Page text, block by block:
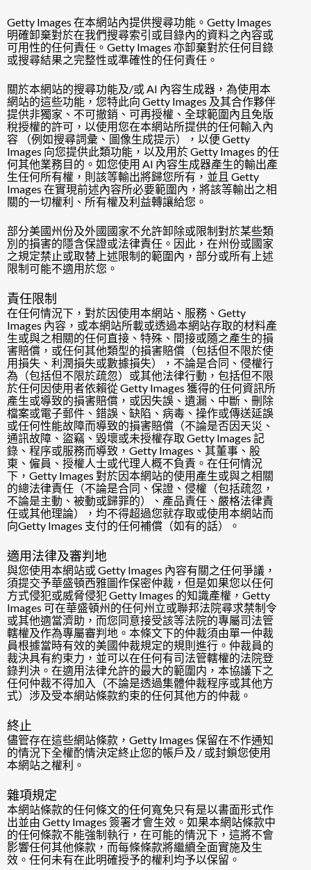
Getty Images 在本網站內提供搜尋功能。Getty Images
明確卸棄對於在我們搜尋索引或目錄內的資料之內容或
可用性的任何責任。Getty Images 亦卸棄對於任何目錄
或搜尋結果之完整性或準確性的任何責任。
關於本網站的搜尋功能及/或 AI 內容生成器，為使用本
網站的這些功能，您特此向 Getty Images 及其合作夥伴
提供非獨家、不可撤銷、可再授權、全球範圍內且免版
稅授權的許可，以使用您在本網站所提供的任何輸入內
容 （例如搜尋詞彙、圖像生成提示），以便 Getty
Images 向您提供此類功能，以及用於 Getty Images 的任
何其他業務目的。如您使用 AI 內容生成器產生的輸出產
生任何所有權，則該等輸出將歸您所有，並且 Getty
Images 在實現前述內容所必要範圍內，將該等輸出之相
關的一切權利、所有權及利益轉讓給您。
部分美國州份及外國國家不允許卸除或限制對於某些類
別的損害的隱含保證或法律責任。因此，在州份或國家
之規定禁止或取替上述限制的範圍內，部分或所有上述
限制可能不適用於您。
責任限制
在任何情況下，對於因使用本網站、服務、Getty
Images 內容，或本網站所載或透過本網站存取的材料產
生或與之相關的任何直接、特殊、間接或隨之產生的損
害賠償，或任何其他類型的損害賠償（包括但不限於使
用損失、利潤損失或數據損失），不論是合同、侵權行
為（包括但不限於疏忽）或其他法律行動，包括但不限
於任何因使用者依賴從 Getty Images 獲得的任何資訊所
產生或導致的損害賠償，或因失誤、遺漏、中斷、刪除
檔案或電子郵件、錯誤、缺陷、病毒、操作或傳送延誤
或任何性能故障而導致的損害賠償（不論是否因天災、
通訊故障、盜竊、毀壞或未授權存取 Getty Images 記
錄、程序或服務而導致，Getty Images、其董事、股
東、僱員、授權人士或代理人概不負責。在任何情況
下，Getty Images 對於因本網站的使用產生或與之相關
的總法律責任（不論是合同、保證、侵權（包括疏忽，
不論是主動、被動或歸罪的）、產品責任、嚴格法律責
任或其他理論），均不得超過您就存取或使用本網站而
向Getty Images 支付的任何補償（如有的話）。
適用法律及審判地
與您使用本網站或 Getty Images 內容有關之任何爭議，
須提交予華盛頓西雅圖作保密仲裁，但是如果您以任何
方式侵犯或威脅侵犯 Getty Images 的知識產權，Getty
Images 可在華盛頓州的任何州立或聯邦法院尋求禁制令
或其他適當濟助，而您同意接受該等法院的專屬司法管
轄權及作為專屬審判地。本條文下的仲裁須由單一仲裁
員根據當時有效的美國仲裁規定的規則進行。仲裁員的
裁決具有約束力，並可以在任何有司法管轄權的法院登
錄判決。在適用法律允許的最大的範圍内，本協議下之
任何仲裁不得加入（不論是透過集體仲裁程序或其他方
式）涉及受本網站條款約束的任何其他方的仲裁。
終止
儘管存在這些網站條款，Getty Images 保留在不作通知
的情況下全權酌情決定終止您的帳戶及 / 或封鎖您使用
本網站之權利。
雜項規定
本網站條款的任何條文的任何寬免只有是以書面形式作
出並由 Getty Images 簽署才會生效。如果本網站條款中
的任何條款不能強制執行，在可能的情況下，這將不會
影響任何其他條款，而每條條款將繼續全面實施及生
效。任何未有在此明確授予的權利均予以保留。